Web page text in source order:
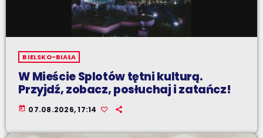
BIELSKO-BIAŁA
W Mieście Splotów tętni kulturą.
Przyjdź, zobacz, posłuchaj i zatańcz!
today 07.08.2026, 17:14